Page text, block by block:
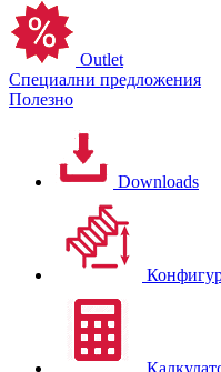
Outlet
Специални предложения
Полезно
Downloads